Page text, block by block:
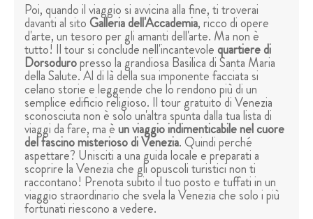
Poi, quando il viaggio si avvicina alla fine, ti troverai
davanti al sitoGalleria dell'Accademia, ricco di opere
d'arte, un tesoro per gli amanti dell'arte. Ma non è
tutto! Il tour si conclude nell'incantevolequartiere di
Dorsoduropresso la grandiosa Basilica di Santa Maria
della Salute. Al di là della sua imponente facciata si
celano storie e leggende che lo rendono più di un
semplice edificio religioso. Il tour gratuito di Venezia
sconosciuta non è solo un'altra spunta dalla tua lista di
viaggi da fare, ma èun viaggio indimenticabile nel cuore
del fascino misterioso di Venezia. Quindi perché
aspettare? Unisciti a una guida locale e preparati a
scoprire la Venezia che gli opuscoli turistici non ti
raccontano! Prenota subito il tuo posto e tuffati in un
viaggio straordinario che svela la Venezia che solo i più
fortunati riescono a vedere.